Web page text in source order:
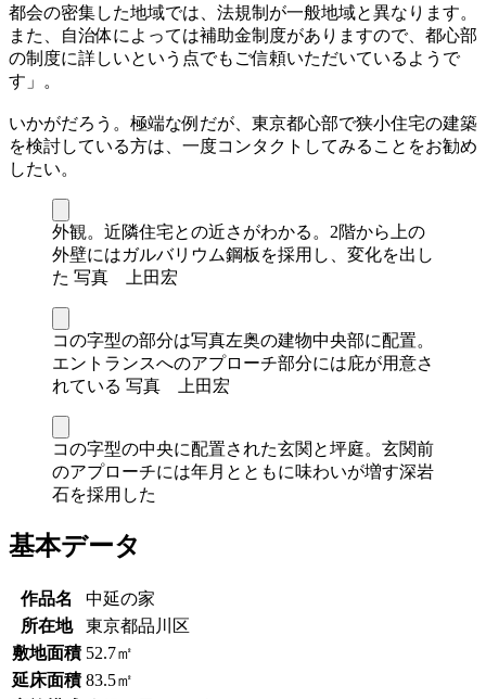
都会の密集した地域では、法規制が一般地域と異なります。
また、自治体によっては補助金制度がありますので、都心部
の制度に詳しいという点でもご信頼いただいているようで
す」。
いかがだろう。極端な例だが、東京都心部で狭小住宅の建築
を検討している方は、一度コンタクトしてみることをお勧め
したい。
外観。近隣住宅との近さがわかる。2階から上の
外壁にはガルバリウム鋼板を採用し、変化を出し
た 写真 上田宏
コの字型の部分は写真左奥の建物中央部に配置。
エントランスへのアプローチ部分には庇が用意さ
れている 写真 上田宏
コの字型の中央に配置された玄関と坪庭。玄関前
のアプローチには年月とともに味わいが増す深岩
石を採用した
基本データ
作品名
中延の家
所在地
東京都品川区
敷地面積 52.7㎡
延床面積 83.5㎡